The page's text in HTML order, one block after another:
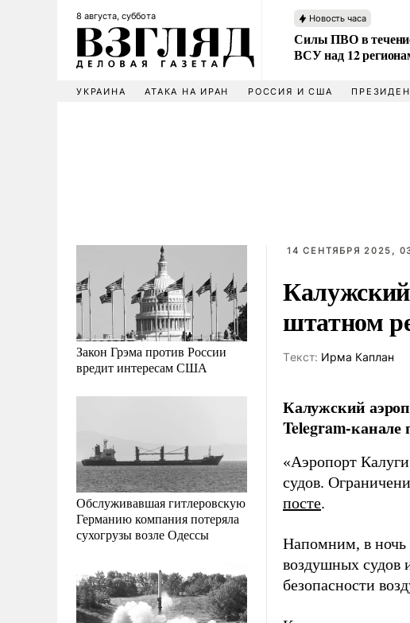
8 августа, суббота Новость часа
Силы ПВО в
ВСУ над 12
УКРАИНА АТАКА НА ИРАН РОССИЯ И США
Закон Грэма против России
вредит интересам США
Обслуживавшая гитлеровскую
Германию компания потеряла
сухогрузы возле Одессы
14 СЕНТЯБРЯ 2025,
Калужский
штатном
Tекст: Ирма Каплан
Калужский
Telegram-канале
«Аэропорт
судов.
посте.
Напомним, в ночь
воздушных судов
безопасности